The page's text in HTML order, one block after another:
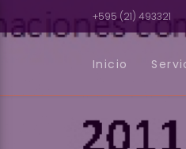
+595 (21) 493321
Inicio